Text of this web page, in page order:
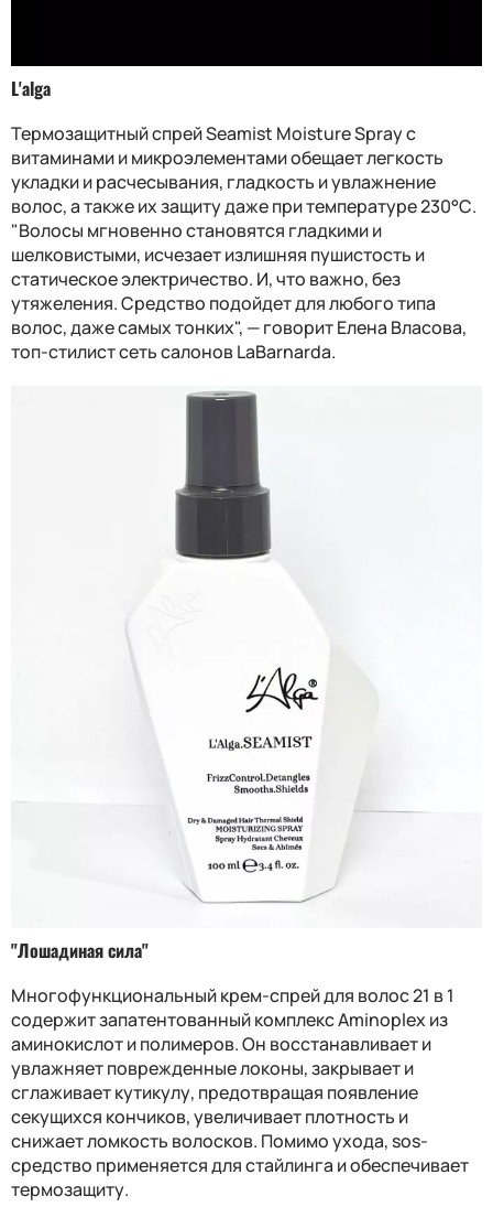
L'alga
Термозащитный спрей Seamist Moisture Spray с
витаминами и микроэлементами обещает легкость
укладки и расчесывания, гладкость и увлажнение
волос, а также их защиту даже при температуре 230°С.
"Волосы мгновенно становятся гладкими и
шелковистыми, исчезает излишняя пушистость и
статическое электричество. И, что важно, без
утяжеления. Средство подойдет для любого типа
волос, даже самых тонких", — говорит Елена Власова,
топ-стилист сеть салонов LaBarnarda.
"Лошадиная сила"
Многофункциональный крем-спрей для волос 21 в 1
содержит запатентованный комплекс Aminoplex из
аминокислот и полимеров. Он восстанавливает и
увлажняет поврежденные локоны, закрывает и
сглаживает кутикулу, предотвращая появление
секущихся кончиков, увеличивает плотность и
снижает ломкость волосков. Помимо ухода, sos-
средство применяется для стайлинга и обеспечивает
термозащиту.